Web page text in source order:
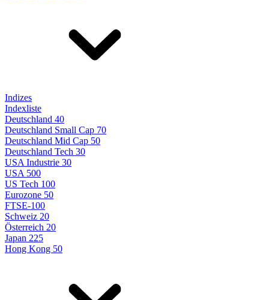
Indizes
Indexliste
Deutschland 40
Deutschland Small Cap 70
Deutschland Mid Cap 50
Deutschland Tech 30
USA Industrie 30
USA 500
US Tech 100
Eurozone 50
FTSE-100
Schweiz 20
Österreich 20
Japan 225
Hong Kong 50